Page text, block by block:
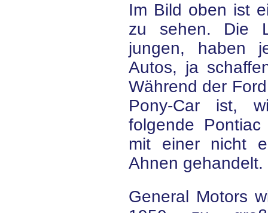
Im Bild oben ist
zu sehen. Die
jungen, haben
Autos, ja
Während der
Pony-Car ist,
folgende
mit einer nicht
Ahnen gehandelt.
General Motors